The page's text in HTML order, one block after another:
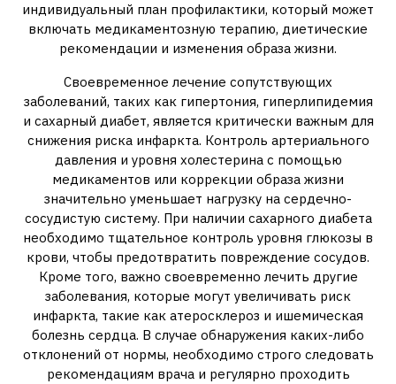
индивидуальный план профилактики, который может
включать медикаментозную терапию, диетические
рекомендации и изменения образа жизни.
Своевременное лечение сопутствующих
заболеваний, таких как гипертония, гиперлипидемия
и сахарный диабет, является критически важным для
снижения риска инфаркта. Контроль артериального
давления и уровня холестерина с помощью
медикаментов или коррекции образа жизни
значительно уменьшает нагрузку на сердечно-
сосудистую систему. При наличии сахарного диабета
необходимо тщательное контроль уровня глюкозы в
крови, чтобы предотвратить повреждение сосудов.
Кроме того, важно своевременно лечить другие
заболевания, которые могут увеличивать риск
инфаркта, такие как атеросклероз и ишемическая
болезнь сердца. В случае обнаружения каких-либо
отклонений от нормы, необходимо строго следовать
рекомендациям врача и регулярно проходить